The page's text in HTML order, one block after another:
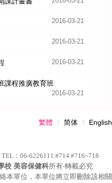
2016-03-21
2016-03-21
2016-03-21
課程推廣教育班
2016-03-21
繁體 简体 English
：06-6226111 #714 #716~718
校 美容保健科所有‧轉載必究
本單位，本單位將立即刪除該相關